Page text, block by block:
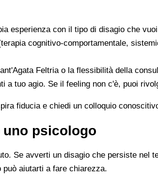
esperienza con il tipo di disagio che
cognitivo-comportamentale,
Feltria o la flessibilità della
a tuo agio. Se il feeling non c'è, puoi
fiducia e chiedi un colloquio
psicologo
Se avverti un disagio che persiste nel
aiutarti a fare chiarezza.